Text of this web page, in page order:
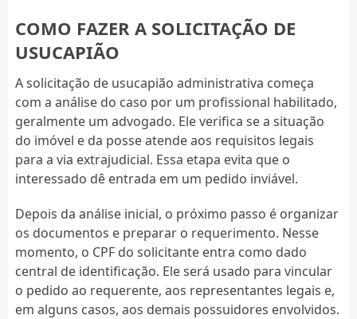
COMO FAZER A SOLICITAÇÃO DE
USUCAPIÃO
A solicitação de usucapião administrativa começa
com a análise do caso por um profissional habilitado,
geralmente um advogado. Ele verifica se a situação
do imóvel e da posse atende aos requisitos legais
para a via extrajudicial. Essa etapa evita que o
interessado dê entrada em um pedido inviável.
Depois da análise inicial, o próximo passo é organizar
os documentos e preparar o requerimento. Nesse
momento, o CPF do solicitante entra como dado
central de identificação. Ele será usado para vincular
o pedido ao requerente, aos representantes legais e,
em alguns casos, aos demais possuidores envolvidos.